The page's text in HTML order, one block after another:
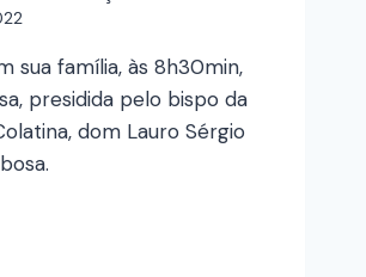
sua família, às 8h30min,
presidida pelo bispo da
dom Lauro Sérgio